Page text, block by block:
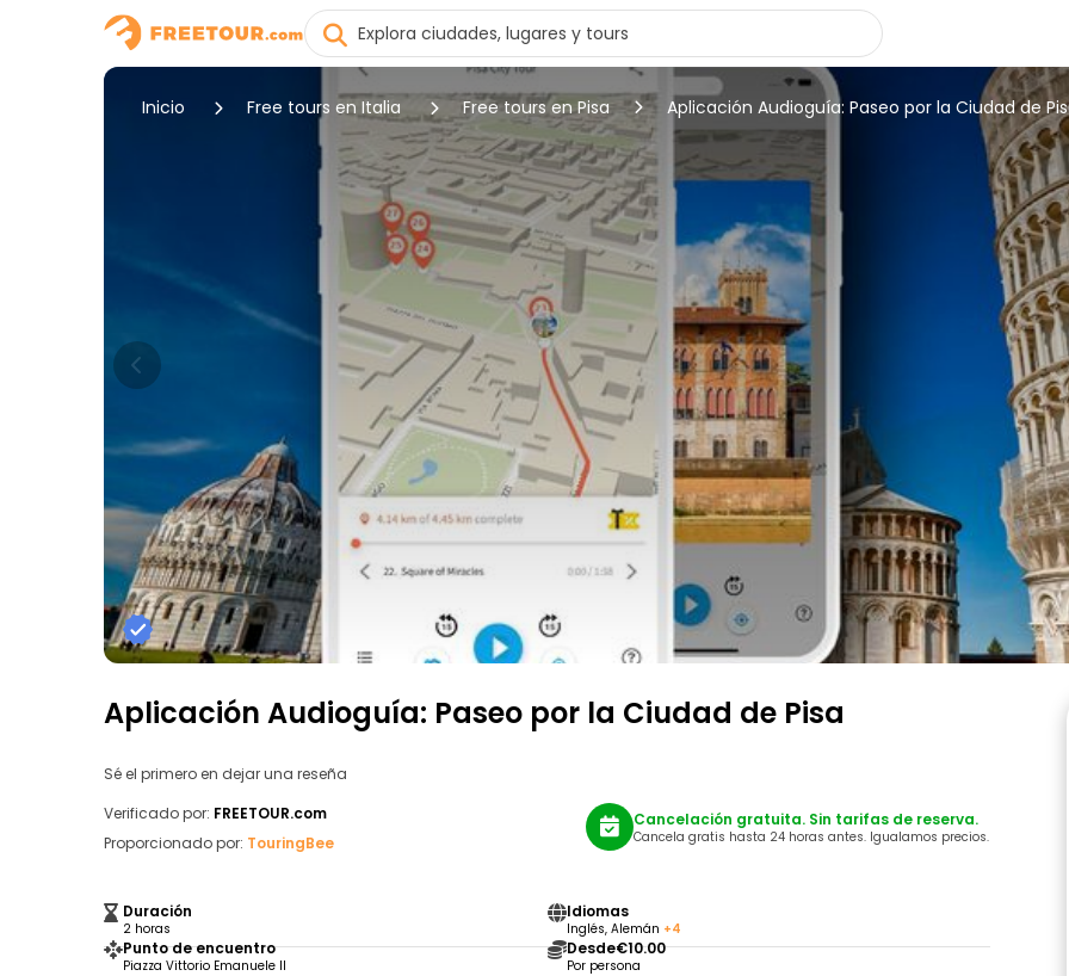
Inicio Free tours en Italia Free tours en Pisa Aplicación Audioguía: Paseo por la Ciudad de
Aplicación Audioguía: Paseo por la Ciudad de Pisa
Sé el primero en dejar una reseña
Verificado por: FREETOUR.com
Proporcionado por: TouringBee
Duración
2 horas
Idiomas
Inglés, Alemán +4
Punto de encuentro
Piazza Vittorio Emanuele II
Desde€10.00
Por persona
Cancelación gratuita. Sin tarifas de reserva.
Cancela gratis hasta 24 horas antes. Igualamos precios.